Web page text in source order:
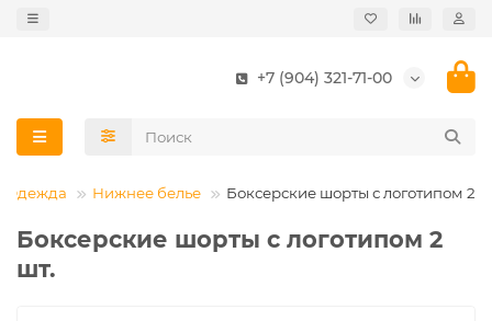
+7 (904) 321-71-00
Одежда Нижнее белье Боксерские шорты с логотипом 2
Боксерские шорты с логотипом 2
шт.